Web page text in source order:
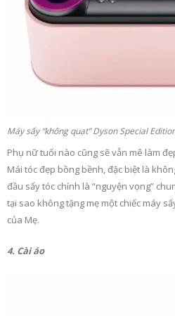
Máy sấy “không quạt” Dyson Special
Phụ nữ tuổi nào cũng sẽ vẫn mê làm
Mái tóc đẹp bồng bềnh, đặc biệt là
đầu sấy tóc chính là “nguyện vọng”
tại sao không tặng mẹ một chiếc máy
của Mẹ.
4. Cài áo